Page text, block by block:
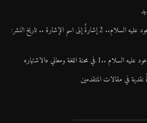
رأي في لغة المسيح الموعود عليه السلام.. 2 إشارةٌ إلى اسم الإشارة .. تاريخ النشر:
محنة اللغة ومعاني «الاشتهار»
نقدية في مقالات المتقدمين